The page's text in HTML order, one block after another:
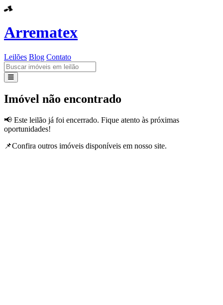
Arrematex
Leilões Blog Contato
Leilões
Imóvel não encontrado
📢 Este leilão já foi encerrado. Fique atento às próximas
oportunidades!
📌Confira outros imóveis disponíveis em nosso site.